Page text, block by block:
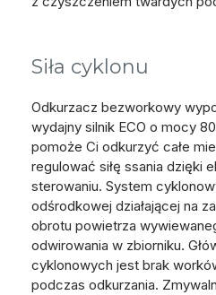
Siła cyklonu
Odkurzacz bezworkowy
wydajny silnik ECO o mocy
pomoże Ci odkurzyć całe
regulować siłę ssania dzięki
sterowaniu. System
odśrodkowej działającej na
obrotu powietrza
odwirowania w zbiorniku.
cyklonowych jest brak
podczas odkurzania.